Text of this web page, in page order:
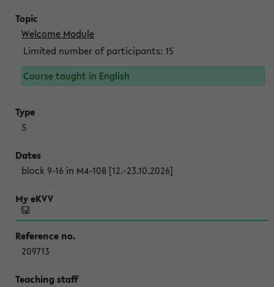
Welcome Module
Limited number of participants: 15
Course taught in English
S
block 9-16 in M4-108 [12.-23.10.2026]
209713